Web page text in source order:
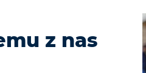
z nas